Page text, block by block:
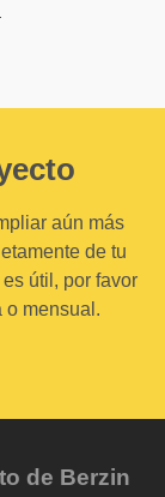
aún más
de tu
útil, por favor
o mensual.
de Berzin